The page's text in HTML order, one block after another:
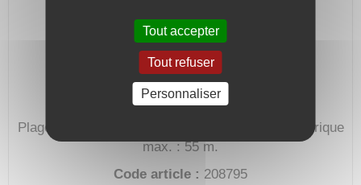
Plage de débit : 0,5 à 6,5 m³/h.
Hauteur manométrique
max. : 55 m.
Code article : 208795
Tout accepter
Tout refuser
Personnaliser